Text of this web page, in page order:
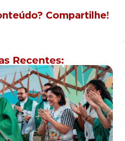
Compartilhe!
Recentes: